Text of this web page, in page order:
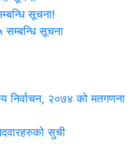
सूचना!
सम्बन्धि सूचना
निर्वाचन, २०७४ को मतगणना
सुची